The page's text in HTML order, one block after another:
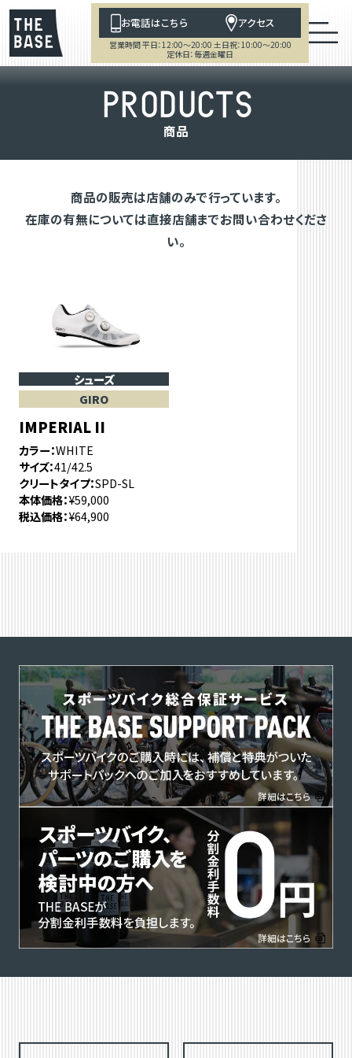
お電話はこちら アクセス
営業時間 平日：12:00～20:00 土日祝：10:00～20:00
定休日：毎週金曜日
PRODUCTS
商品
商品の販売は店舗のみで行っています。
在庫の有無については直接店舗までお問い合わせくださ
い。
シューズ
GIRO
IMPERIAL II
カラー WHITE
サイズ 41/42.5
クリートタイプ SPD-SL
本体価格 ¥59,000
税込価格 ¥64,900